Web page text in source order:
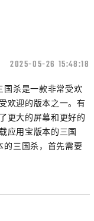
2025-05-26 15:48:18
国杀是一款非常受欢
欢迎的版本之一。有
更大的屏幕和更好的
应用宝版本的三国
的三国杀，首先需要